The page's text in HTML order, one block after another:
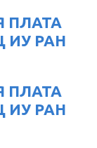
ПЛАТА
ИУ РАН
ПЛАТА
ИУ РАН